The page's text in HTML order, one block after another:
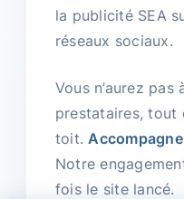
la publicité SEA
réseaux sociaux.
Vous n’aurez
prestataires, tout
toit.
Notre
fois le site lancé.